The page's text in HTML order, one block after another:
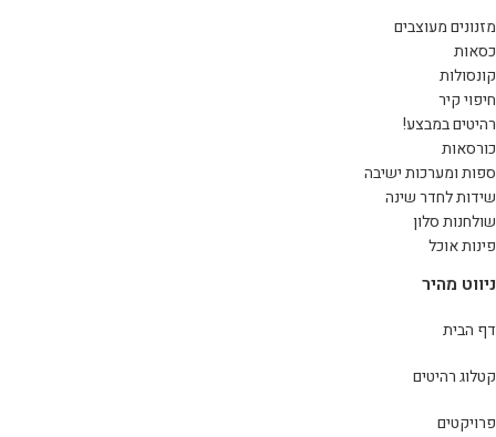
מזנונים מעוצבים
כסאות
קונסולות
חיפוי קיר
רהיטים במבצע!
כורסאות
ספות ומערכות ישיבה
שידות לחדר שינה
שולחנות סלון
פינות אוכל
ניווט מהיר
דף הבית
קטלוג רהיטים
פרויקטים